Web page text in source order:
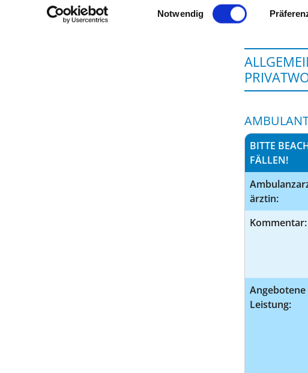
Einwilligungsauswahl
Notwendig
BITTE
ÄLLEN!
ärztin:
Kommentar:
Angebotene
Leistung: